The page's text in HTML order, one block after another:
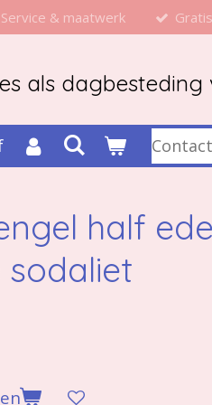
Service & maatwerk
als dagbesteding
Contact
half
sodaliet